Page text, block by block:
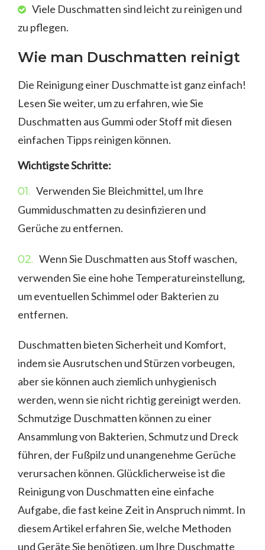
Viele Duschmatten sind leicht zu reinigen und
zu pflegen.
Wie man Duschmatten reinigt
Die Reinigung einer Duschmatte ist ganz einfach!
Lesen Sie weiter, um zu erfahren, wie Sie
Duschmatten aus Gummi oder Stoff mit diesen
einfachen Tipps reinigen können.
Wichtigste Schritte:
Verwenden Sie Bleichmittel, um Ihre
Gummiduschmatten zu desinfizieren und
Gerüche zu entfernen.
Wenn Sie Duschmatten aus Stoff waschen,
verwenden Sie eine hohe Temperatureinstellung,
um eventuellen Schimmel oder Bakterien zu
entfernen.
Duschmatten bieten Sicherheit und Komfort,
indem sie Ausrutschen und Stürzen vorbeugen,
aber sie können auch ziemlich unhygienisch
werden, wenn sie nicht richtig gereinigt werden.
Schmutzige Duschmatten können zu einer
Ansammlung von Bakterien, Schmutz und Dreck
führen, der Fußpilz und unangenehme Gerüche
verursachen können. Glücklicherweise ist die
Reinigung von Duschmatten eine einfache
Aufgabe, die fast keine Zeit in Anspruch nimmt. In
diesem Artikel erfahren Sie, welche Methoden
und Geräte Sie benötigen, um Ihre Duschmatte